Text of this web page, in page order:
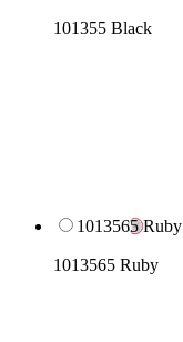
101355 Black
1013565 Ruby
1013565 Ruby